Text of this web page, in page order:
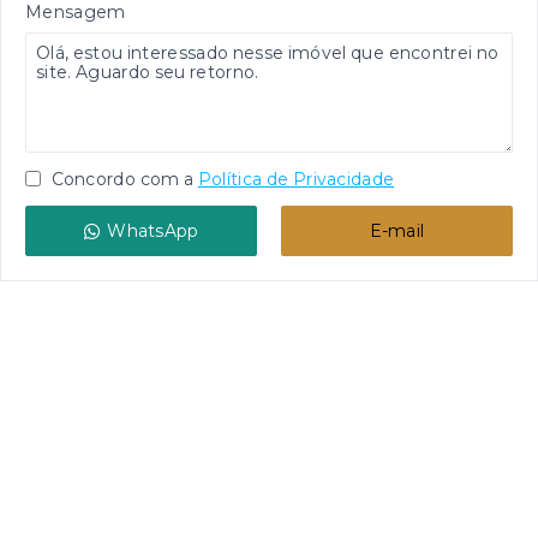
Mensagem
Concordo com a Política de Privacidade
WhatsApp E-mail